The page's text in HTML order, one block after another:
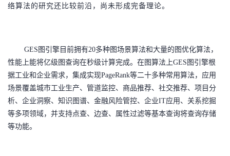
络算法的研究还比较前沿，尚未形成完备理论。
GES图引擎目前拥有20多种图场景算法和大量的图优化算法，
性能上能将亿级图查询在秒级计算完成。在图算法上GES图引擎根
据工业和企业需求，集成实现PageRank等二十多种常用算法，应用
场景覆盖城市工业生产、管道监控、商品推荐、社交推荐、项目分
析、企业洞察、知识图谱、金融风险管控、企业IT应用、关系挖掘
等多项领域，并支持点查、边查、属性过滤等基本查询将查询存储
等功能。